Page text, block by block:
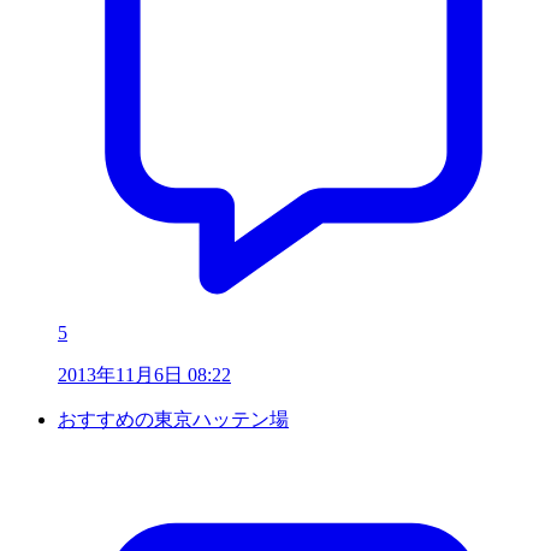
5
2013年11月6日 08:22
おすすめの東京ハッテン場